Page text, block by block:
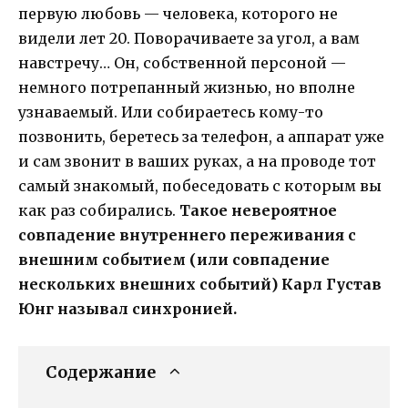
первую любовь — человека, которого не
видели лет 20. Поворачиваете за угол, а вам
навстречу… Он, собственной персоной —
немного потрепанный жизнью, но вполне
узнаваемый. Или собираетесь кому-то
позвонить, беретесь за телефон, а аппарат уже
и сам звонит в ваших руках, а на проводе тот
самый знакомый, побеседовать с которым вы
как раз собирались. Такое невероятное
совпадение внутреннего переживания с
внешним событием (или совпадение
нескольких внешних событий) Карл Густав
Юнг называл синхронией.
Содержание